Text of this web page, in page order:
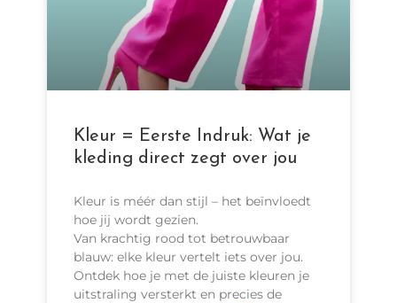
Kleur = Eerste Indruk: Wat je
kleding direct zegt over jou
Kleur is méér dan stijl – het beïnvloedt
hoe jij wordt gezien.
Van krachtig rood tot betrouwbaar
blauw: elke kleur vertelt iets over jou.
Ontdek hoe je met de juiste kleuren je
uitstraling versterkt en precies de